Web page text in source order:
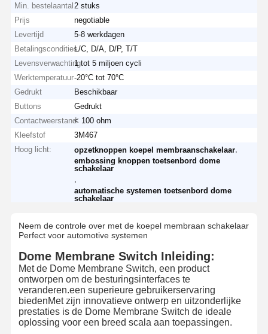
Min. bestelaantal 2 stuks
Prijs
negotiable
Levertijd
5-8 werkdagen
BetalingsconditiesL/C, D/A, D/P, T/T
Levensverwachting1 tot 5 miljoen cycli
Werktemperatuur-20°C tot 70°C
Gedrukt
Beschikbaar
Buttons
Gedrukt
Contactweerstand< 100 ohm
Kleefstof
3M467
Hoog licht:
opzetknoppen koepel membraanschakelaar
embossing knoppen toetsenbord dome
schakelaar
automatische systemen toetsenbord dome
schakelaar
Neem de controle over met de koepel membraan schakelaar
Perfect voor automotive systemen
Dome Membrane Switch Inleiding:
Met de Dome Membrane Switch, een product
ontworpen om de besturingsinterfaces te
veranderen.een superieure gebruikerservaring
biedenMet zijn innovatieve ontwerp en uitzonderlijke
prestaties is de Dome Membrane Switch de ideale
oplossing voor een breed scala aan toepassingen.